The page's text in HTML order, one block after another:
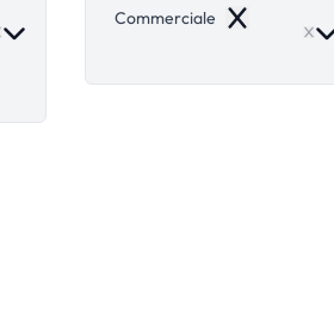
Commerciale Remove